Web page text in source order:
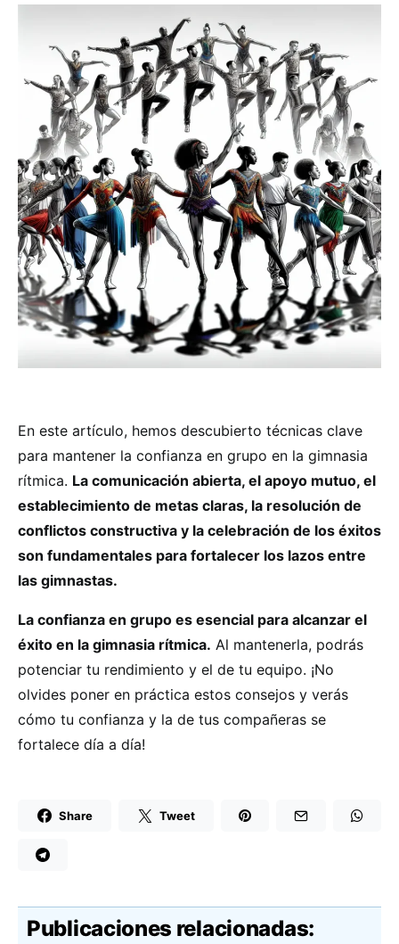
En este artículo, hemos descubierto técnicas clave
para mantener la confianza en grupo en la gimnasia
rítmica. La comunicación abierta, el apoyo mutuo, el
establecimiento de metas claras, la resolución de
conflictos constructiva y la celebración de los éxitos
son fundamentales para fortalecer los lazos entre
las gimnastas.
La confianza en grupo es esencial para alcanzar el
éxito en la gimnasia rítmica. Al mantenerla, podrás
potenciar tu rendimiento y el de tu equipo. ¡No
olvides poner en práctica estos consejos y verás
cómo tu confianza y la de tus compañeras se
fortalece día a día!
Share Tweet
Publicaciones relacionadas: